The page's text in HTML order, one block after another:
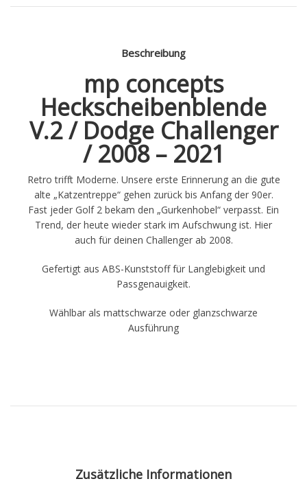
Beschreibung
mp concepts
Heckscheibenblende
V.2 / Dodge Challenger
/ 2008 – 2021
Retro trifft Moderne. Unsere erste Erinnerung an die gute
alte „Katzentreppe“ gehen zurück bis Anfang der 90er.
Fast jeder Golf 2 bekam den „Gurkenhobel“ verpasst. Ein
Trend, der heute wieder stark im Aufschwung ist. Hier
auch für deinen Challenger ab 2008.
Gefertigt aus ABS-Kunststoff für Langlebigkeit und
Passgenauigkeit.
Wählbar als mattschwarze oder glanzschwarze
Ausführung
Zusätzliche Informationen